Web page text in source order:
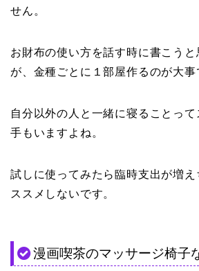
せん。
お財布の使い方を話す時に書こう
が、金種ごとに１部屋作るのが大事
自分以外の人と一緒に寝ることっ
手もいますよね。
試しに使ってみたら臨時支出が増
ススメしないです。
漫画喫茶のマッサージ椅子